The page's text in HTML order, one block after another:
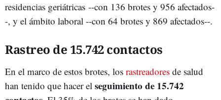
residencias geriátricas --con 136 brotes y 956 afectados-
-, y el ámbito laboral --con 64 brotes y 869 afectados--.
Rastreo de 15.742 contactos
En el marco de estos brotes, los rastreadores de salud
han tenido que hacer el seguimiento de 15.742